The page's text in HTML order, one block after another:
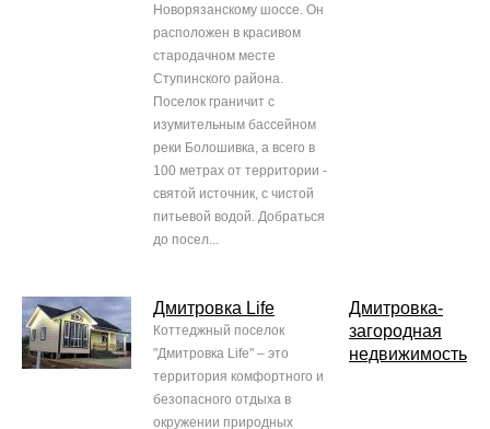
Новорязанскому шоссе. Он
расположен в красивом
стародачном месте
Ступинского района.
Поселок граничит с
изумительным бассейном
реки Болошивка, а всего в
100 метрах от территории -
святой источник, с чистой
питьевой водой. Добраться
до посел...
Дмитровка Life
Коттеджный поселок
"Дмитровка Life" – это
территория комфортного и
безопасного отдыха в
окружении природных
Дмитровка-
загородная
недвижимость